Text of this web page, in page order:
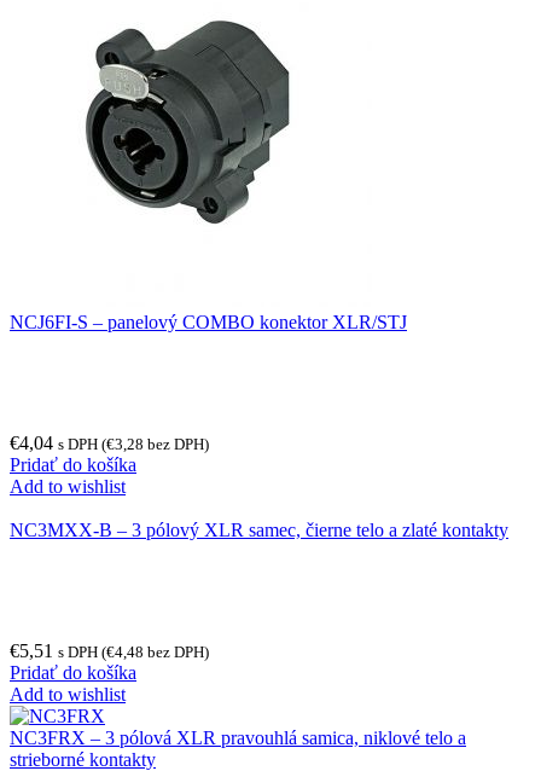
NCJ6FI-S – panelový COMBO konektor XLR/STJ
€4,04 s DPH (€3,28 bez DPH)
Pridať do košíka
Add to wishlist
NC3MXX-B – 3 pólový XLR samec, čierne telo a zlaté kontakty
€5,51 s DPH (€4,48 bez DPH)
Pridať do košíka
Add to wishlist
NC3FRX – 3 pólová XLR pravouhlá samica, niklové telo a
strieborné kontakty